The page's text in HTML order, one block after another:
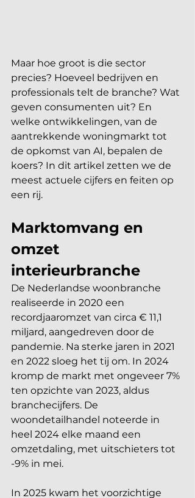
Maar hoe groot is die sector
precies? Hoeveel bedrijven en
professionals telt de branche? Wat
geven consumenten uit? En
welke ontwikkelingen, van de
aantrekkende woningmarkt tot
de opkomst van AI, bepalen de
koers? In dit artikel zetten we de
meest actuele cijfers en feiten op
een rij.
Marktomvang en
omzet
interieurbranche
De Nederlandse woonbranche
realiseerde in 2020 een
recordjaaromzet van circa € 11,1
miljard, aangedreven door de
pandemie. Na sterke jaren in 2021
en 2022 sloeg het tij om. In 2024
kromp de markt met ongeveer 7%
ten opzichte van 2023, aldus
branchecijfers. De
woondetailhandel noteerde in
heel 2024 elke maand een
omzetdaling, met uitschieters tot
-9% in mei.
In 2025 kwam het voorzichtige